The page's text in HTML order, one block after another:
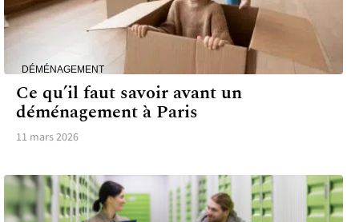
DÉMÉNAGEMENT
Ce qu’il faut savoir avant un
déménagement à Paris
11 mars 2026